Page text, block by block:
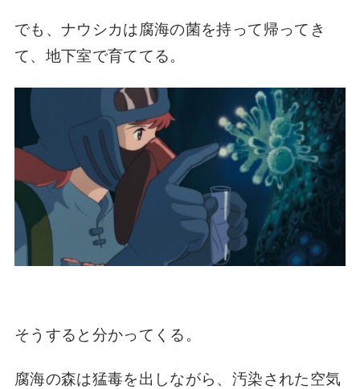
でも、ナウシカは腐海の菌を持って帰ってき
て、地下室で育ててる。
そうすると分かってくる。
腐海の森は猛毒を出しながら、汚染された空気